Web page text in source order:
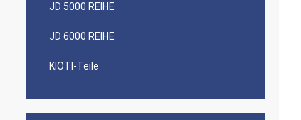
JD 5000 REIHE
JD 6000 REIHE
KIOTI-Teile